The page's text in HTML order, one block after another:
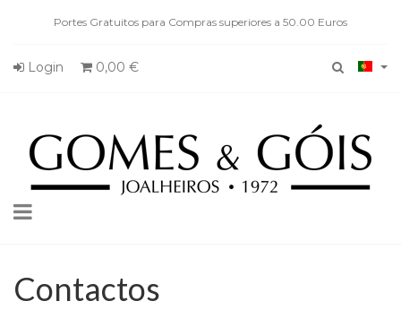
Portes Gratuitos para Compras superiores a 50.00 Euros
Login 0,00 €
Toggle
Contactos